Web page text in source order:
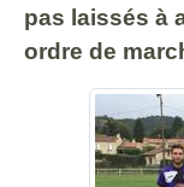
pas laissés à
ordre de